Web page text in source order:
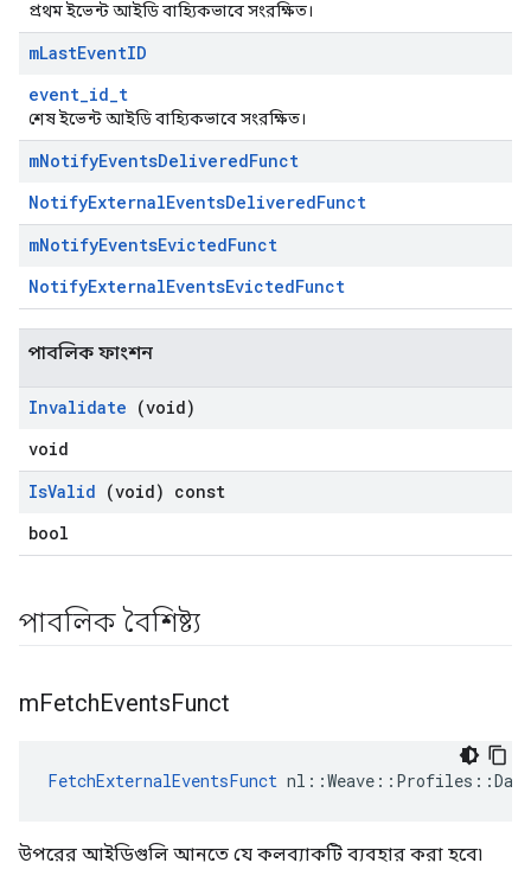
প্রথম ইভেন্ট আইডি বাহ্যিকভাবে সংরক্ষিত।
mLastEventID
event_id_t
শেষ ইভেন্ট আইডি বাহ্যিকভাবে সংরক্ষিত।
mNotifyEventsDeliveredFunct
NotifyExternalEventsDeliveredFunct
mNotifyEventsEvictedFunct
NotifyExternalEventsEvictedFunct
পাবলিক ফাংশন
Invalidate (void)
void
IsValid (void) const
bool
পাবলিক বৈশিষ্ট্য
mFetchEventsFunct
FetchExternalEventsFunct
উপরের আইডিগুলি আনতে যে কলব্যাকটি ব্যবহার করা হবে৷